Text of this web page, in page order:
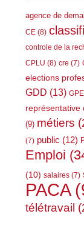
agence de
CE (8)
controle de la
CPLU (8) cre (7)
elections
GDD (13)
représentative
(9) métiers
(7) public (12)
Emploi
(10) salaires (7)
PACA
télétravail